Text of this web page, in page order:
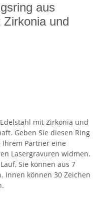
aus
und
mit Zirkonia und
Geben Sie diesen Ring
Ihrem Partner eine
Lasergravuren widmen.
Sie können aus 7
Innen können 30 Zeichen